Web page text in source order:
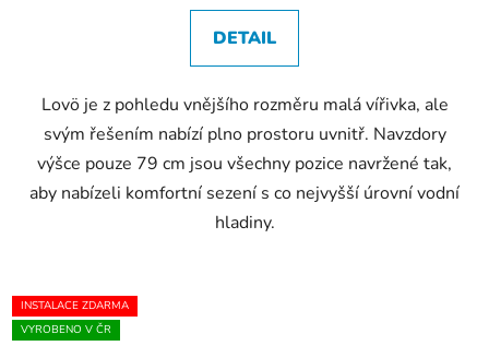
DETAIL
Lovö je z pohledu vnějšího rozměru malá vířivka, ale
svým řešením nabízí plno prostoru uvnitř. Navzdory
výšce pouze 79 cm jsou všechny pozice navržené tak,
aby nabízeli komfortní sezení s co nejvyšší úrovní vodní
hladiny.
INSTALACE ZDARMA
VYROBENO V ČR